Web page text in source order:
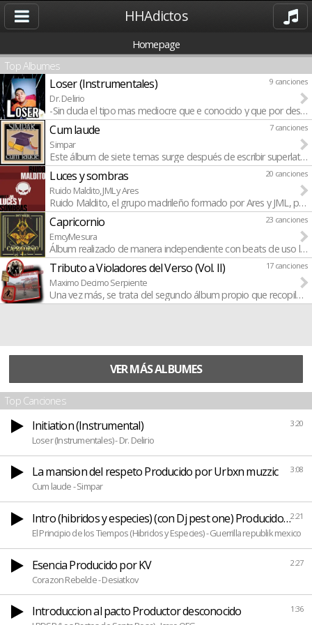
HHAdictos
Homepage
Top Albumes
9 canciones
Loser (Instrumentales)
Dr. Delirio
-Sin duda el tipo mas mediocre que e conocido y que por
7 canciones
Cum laude
Simpar
Este álbum de siete temas surge después de escribir
20 canciones
Luces y sombras
Ruido Maldito, JML y Ares
Ruido Maldito, el grupo madrileño formado por Ares y JML,
23 canciones
Capricornio
EmcyMesura
Álbum realizado de manera independiente con beats de uso
17 canciones
Tributo a Violadores del Verso (Vol. II)
Maximo Decimo Serpiente
Una vez más, se trata del segundo álbum propio que recopila
VER MÁS ALBUMES
Top Canciones
3:20
Initiation (Instrumental)
Loser (Instrumentales) - Dr. Delirio
3:08
La mansion del respeto Producido por Urbxn muzzic
Cum laude - Simpar
2:21
Intro (hibridos y especies) (con Dj pest one) Producido por
El Principio de los Tiempos (Hibridos y Especies) - Guerrilla republik mexico
2:27
Esencia Producido por KV
Corazon Rebelde - Desiatkov
1:36
Introduccion al pacto Productor desconocido